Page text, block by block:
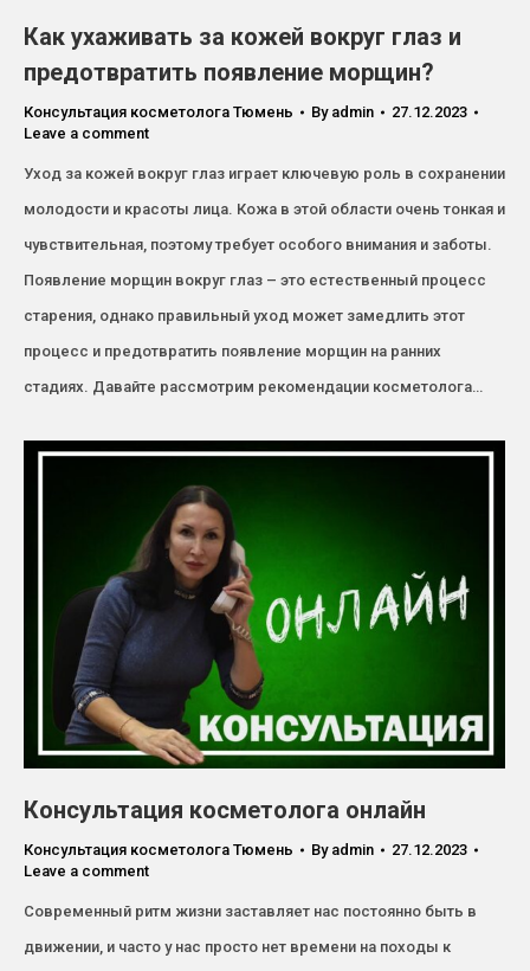
Как ухаживать за кожей вокруг глаз и
предотвратить появление морщин?
Консультация косметолога Тюмень By admin
27.12.2023
Leave a comment
Уход за кожей вокруг глаз играет ключевую роль в сохранении
молодости и красоты лица. Кожа в этой области очень тонкая и
чувствительная, поэтому требует особого внимания и заботы.
Появление морщин вокруг глаз – это естественный процесс
старения, однако правильный уход может замедлить этот
процесс и предотвратить появление морщин на ранних
стадиях. Давайте рассмотрим рекомендации косметолога…
Консультация косметолога онлайн
Консультация косметолога Тюмень By admin
27.12.2023
Leave a comment
Современный ритм жизни заставляет нас постоянно быть в
движении, и часто у нас просто нет времени на походы к